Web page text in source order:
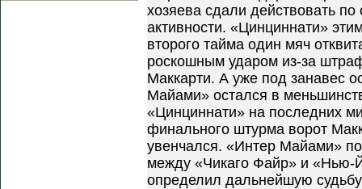
хозяева сдали действовать
активности. «Цинциннати»
второго тайма один мяч
роскошным ударом из-за
Маккарти. А уже под занавес
Майами» остался в
«Цинциннати» на последних
финального штурма ворот
увенчался. «Интер Майами»
между «Чикаго Файр» и «Нью-
определил дальнейшую